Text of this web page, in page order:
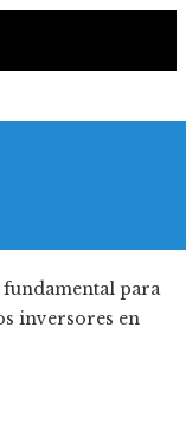
para
inversores en